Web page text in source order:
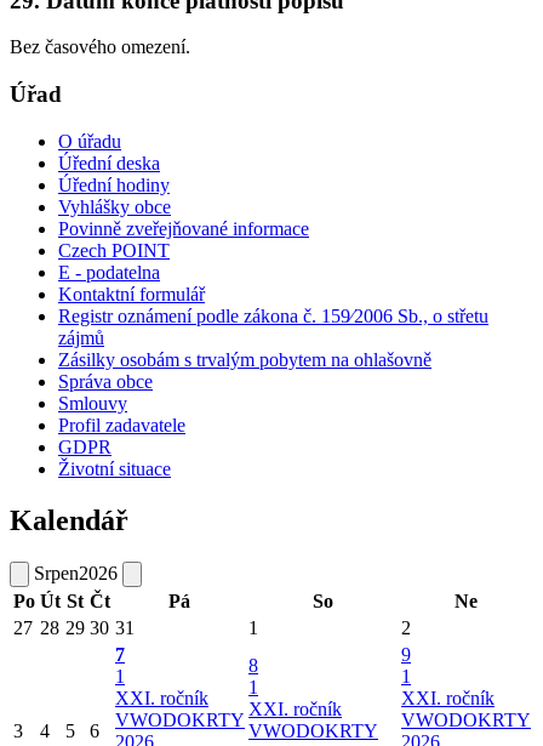
Bez časového omezení.
Úřad
O úřadu
Úřední deska
Úřední hodiny
Vyhlášky obce
Povinně zveřejňované informace
Czech POINT
E - podatelna
Kontaktní formulář
Registr oznámení podle zákona č. 159⁄2006 Sb., o střetu
zájmů
Zásilky osobám s trvalým pobytem na ohlašovně
Správa obce
Smlouvy
Profil zadavatele
GDPR
Životní situace
Kalendář
Srpen2026
Po Út St Čt Pá So
Ne
27 28 29 30 31 1 2
3 4 5 6
7
1
XXI. ročník
VWODOKRTY
2026
8
1
XXI. ročník
VWODOKRTY
9
1
XXI. ročník
VWODOKRTY
2026